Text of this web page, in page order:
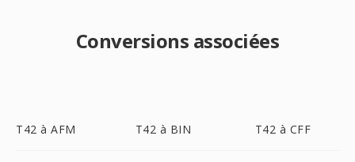
Conversions associées
T42 à AFM T42 à BIN T42 à CFF